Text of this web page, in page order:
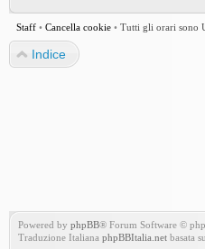
Staff • Cancella cookie • Tutti gli orari sono
Indice
Powered by phpBB® Forum Software ©
Traduzione Italiana phpBBItalia.net basata